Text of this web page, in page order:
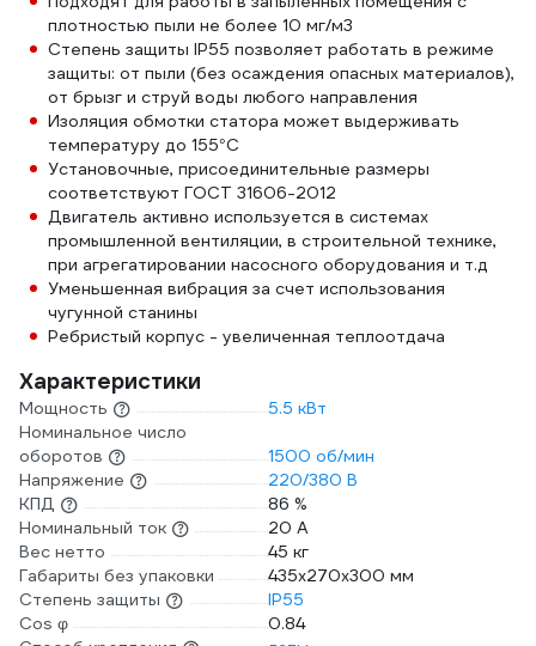
плотностью пыли не более 10 мг/м3
Степень защиты IP55 позволяет работать в режиме
защиты: от пыли (без осаждения опасных материалов),
от брызг и струй воды любого направления
Изоляция обмотки статора может выдерживать
температуру до 155°С
Установочные, присоединительные размеры
соответствуют ГОСТ 31606-2012
Двигатель активно используется в системах
промышленной вентиляции, в строительной технике,
при агрегатировании насосного оборудования и т.д
Уменьшенная вибрация за счет использования
чугунной станины
Ребристый корпус - увеличенная теплоотдача
Характеристики
Мощность
5.5 кВт
Номинальное число
оборотов
1500 об/мин
Напряжение
220/380 В
КПД
86 %
Номинальный ток
20 А
Вес нетто
45 кг
Габариты без упаковки
435х270х300 мм
Степень защиты
IP55
Cos φ
0.84